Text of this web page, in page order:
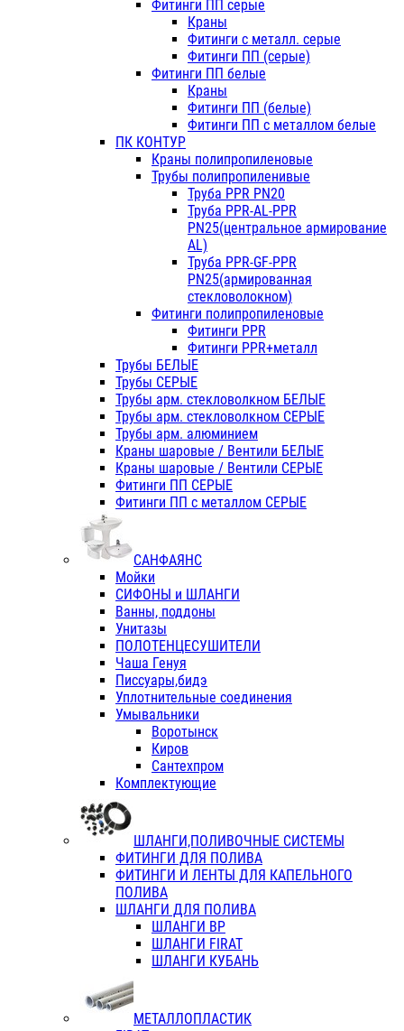
Фитинги ПП серые
Краны
Фитинги с металл. серые
Фитинги ПП (серые)
Фитинги ПП белые
Краны
Фитинги ПП (белые)
Фитинги ПП с металлом белые
ПК КОНТУР
Краны полипропиленовые
Трубы полипропиленивые
Труба PPR PN20
Труба PPR-AL-PPR
PN25(центральное армирование
AL)
Труба PPR-GF-PPR
PN25(армированная
стекловолокном)
Фитинги полипропиленовые
Фитинги PPR
Фитинги PPR+металл
Трубы БЕЛЫЕ
Трубы СЕРЫЕ
Трубы арм. стекловолкном БЕЛЫЕ
Трубы арм. стекловолкном СЕРЫЕ
Трубы арм. алюминием
Краны шаровые / Вентили БЕЛЫЕ
Краны шаровые / Вентили СЕРЫЕ
Фитинги ПП СЕРЫЕ
Фитинги ПП с металлом СЕРЫЕ
САНФАЯНС
Мойки
СИФОНЫ и ШЛАНГИ
Ванны, поддоны
Унитазы
ПОЛОТЕНЦЕСУШИТЕЛИ
Чаша Генуя
Писсуары,бидэ
Уплотнительные соединения
Умывальники
Воротынск
Киров
Сантехпром
Комплектующие
ШЛАНГИ,ПОЛИВОЧНЫЕ СИСТЕМЫ
ФИТИНГИ ДЛЯ ПОЛИВА
ФИТИНГИ И ЛЕНТЫ ДЛЯ КАПЕЛЬНОГО
ПОЛИВА
ШЛАНГИ ДЛЯ ПОЛИВА
ШЛАНГИ ВР
ШЛАНГИ FIRAT
ШЛАНГИ КУБАНЬ
МЕТАЛЛОПЛАСТИК